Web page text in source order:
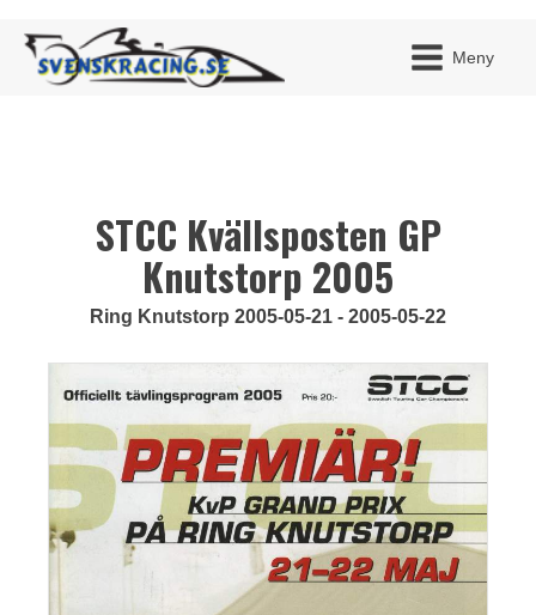
Meny
STCC Kvällsposten GP
Knutstorp 2005
Ring Knutstorp 2005-05-21 - 2005-05-22